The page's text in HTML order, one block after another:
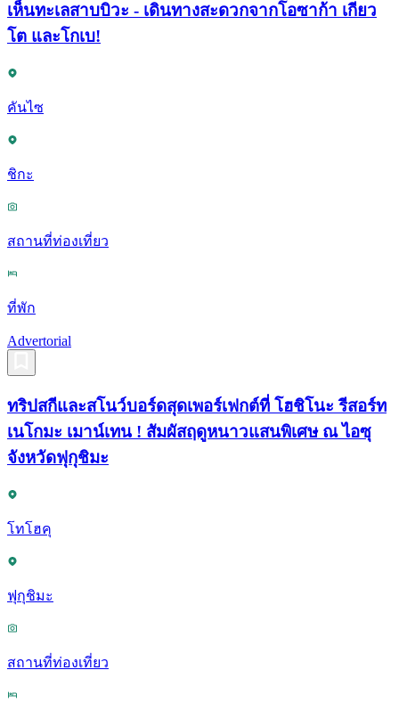
เห็นทะเลสาบบิวะ - เดินทางสะดวกจากโอซาก้า เกียว
โต และโกเบ!
คันไซ
ชิกะ
สถานที่ท่องเที่ยว
ที่พัก
Advertorial
ทริปสกีและสโนว์บอร์ดสุดเพอร์เฟกต์ที่ โฮชิโนะ รีสอร์ท
เนโกมะ เมาน์เทน ! สัมผัสฤดูหนาวแสนพิเศษ ณ ไอซุ
จังหวัดฟุกุชิมะ
โทโฮคุ
ฟุกุชิมะ
สถานที่ท่องเที่ยว